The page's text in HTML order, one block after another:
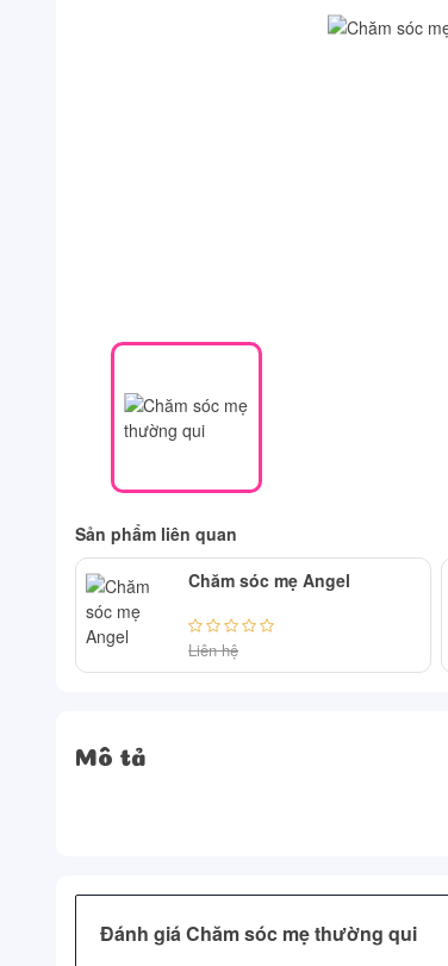
Sản phẩm liên quan
Chăm sóc mẹ Angel
Liên hệ
Mô tả
Đánh giá Chăm sóc mẹ thường qui